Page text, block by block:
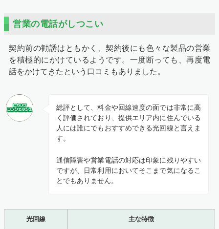
営業の電話がしつこい
契約前の勧誘はともかく、契約後にも色々な製品の営業
を積極的にかけているようです。一度断っても、再度電
話をかけてきたという口コミもありました。
総評として、料金や回線速度の面では非常に高
く評価されており、提供エリア内に住んでいる
人には誰にでもおすすめできる光回線と言えま
す。
通信障害や営業電話の対応は印象に残りやすい
ですが、日常利用においてそこまで気になるこ
とでもありません。
光回線 主な特徴